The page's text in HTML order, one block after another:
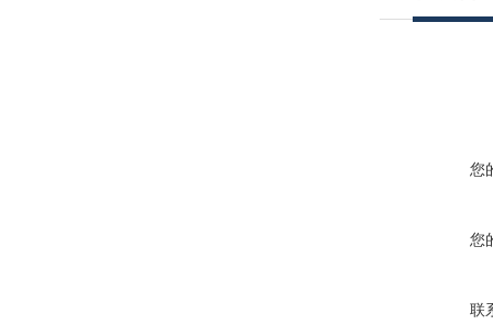
您
您
联